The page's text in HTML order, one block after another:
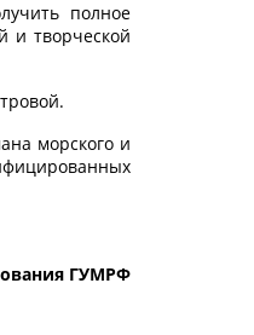
полное
и творческой
морского и
ГУМРФ